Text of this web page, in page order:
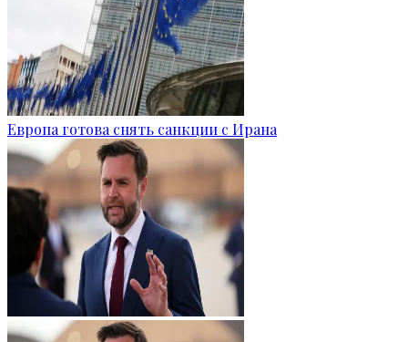
Европа готова снять санкции с Ирана